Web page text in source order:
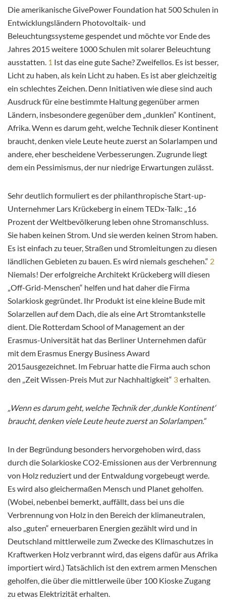
Die amerikanische GivePower Foundation hat 500 Schulen in
Entwicklungsländern Photovoltaik- und
Beleuchtungssysteme gespendet und möchte vor Ende des
Jahres 2015 weitere 1000 Schulen mit solarer Beleuchtung
ausstatten. 1 Ist das eine gute Sache? Zweifellos. Es ist besser,
Licht zu haben, als kein Licht zu haben. Es ist aber gleichzeitig
ein schlechtes Zeichen. Denn Initiativen wie diese sind auch
Ausdruck für eine bestimmte Haltung gegenüber armen
Ländern, insbesondere gegenüber dem „dunklen“ Kontinent,
Afrika. Wenn es darum geht, welche Technik dieser Kontinent
braucht, denken viele Leute heute zuerst an Solarlampen und
andere, eher bescheidene Verbesserungen. Zugrunde liegt
dem ein Pessimismus, der nur niedrige Erwartungen zulässt.
Sehr deutlich formuliert es der philanthropische Start-up-
Unternehmer Lars Krückeberg in einem TEDx-Talk: „16
Prozent der Weltbevölkerung leben ohne Stromanschluss.
Sie haben keinen Strom. Und sie werden keinen Strom haben.
Es ist einfach zu teuer, Straßen und Stromleitungen zu diesen
ländlichen Gebieten zu bauen. Es wird niemals geschehen.“ 2
Niemals! Der erfolgreiche Architekt Krückeberg will diesen
„Off-Grid-Menschen“ helfen und hat daher die Firma
Solarkiosk gegründet. Ihr Produkt ist eine kleine Bude mit
Solarzellen auf dem Dach, die als eine Art Stromtankstelle
dient. Die Rotterdam School of Management an der
Erasmus-Universität hat das Berliner Unternehmen dafür
mit dem Erasmus Energy Business Award
2015ausgezeichnet. Im Februar hatte die Firma auch schon
den „Zeit Wissen-Preis Mut zur Nachhaltigkeit“ 3erhalten.
„Wenn es darum geht, welche Technik der ‚dunkle Kontinent‘
braucht, denken viele Leute heute zuerst an Solarlampen.“
In der Begründung besonders hervorgehoben wird, dass
durch die Solarkioske CO2-Emissionen aus der Verbrennung
von Holz reduziert und der Entwaldung vorgebeugt werde.
Es wird also gleichermaßen Mensch und Planet geholfen.
(Wobei, nebenbei bemerkt, auffällt, dass bei uns die
Verbrennung von Holz in den Bereich der klimaneutralen,
also „guten“ erneuerbaren Energien gezählt wird und in
Deutschland mittlerweile zum Zwecke des Klimaschutzes in
Kraftwerken Holz verbrannt wird, das eigens dafür aus Afrika
importiert wird.) Tatsächlich ist den extrem armen Menschen
geholfen, die über die mittlerweile über 100 Kioske Zugang
zu etwas Elektrizität erhalten.